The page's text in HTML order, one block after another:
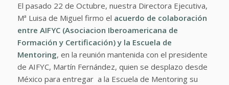
El pasado 22 de Octubre, nuestra Directora Ejecutiva,
Mª Luisa de Miguel firmo el acuerdo de colaboración
entre AIFYC (Asociacion Iberoamericana de
Formación y Certificación) y la Escuela de
Mentoring, en la reunión mantenida con el presidente
de AIFYC, Martín Fernández, quien se desplazo desde
México para entregar a la Escuela de Mentoring su